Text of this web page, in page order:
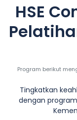
HSE
Program berikut
Tingkatkan
dengan